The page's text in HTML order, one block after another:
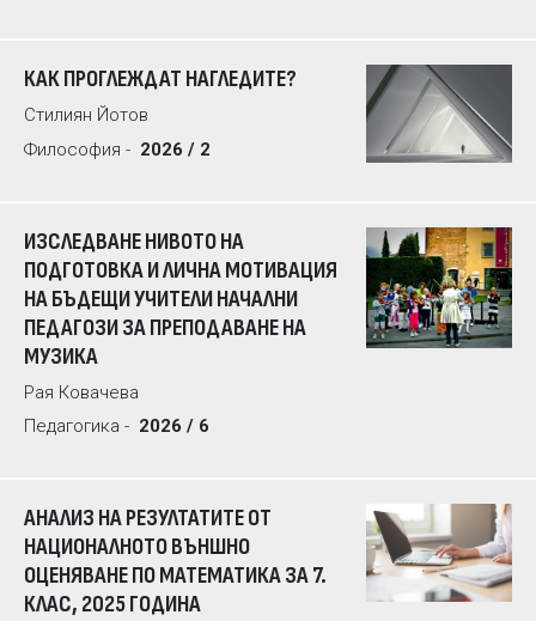
КАК ПРОГЛЕЖДАТ НАГЛЕДИТЕ?
Стилиян Йотов
Философия - 2026 / 2
ИЗСЛЕДВАНЕ НИВОТО НА
ПОДГОТОВКА И ЛИЧНА МОТИВАЦИЯ
НА БЪДЕЩИ УЧИТЕЛИ НАЧАЛНИ
ПЕДАГОЗИ ЗА ПРЕПОДАВАНЕ НА
МУЗИКА
Рая Ковачева
Педагогика - 2026 / 6
АНАЛИЗ НА РЕЗУЛТАТИТЕ ОТ
НАЦИОНАЛНОТО ВЪНШНО
ОЦЕНЯВАНЕ ПО МАТЕМАТИКА ЗА 7.
КЛАС, 2025 ГОДИНА